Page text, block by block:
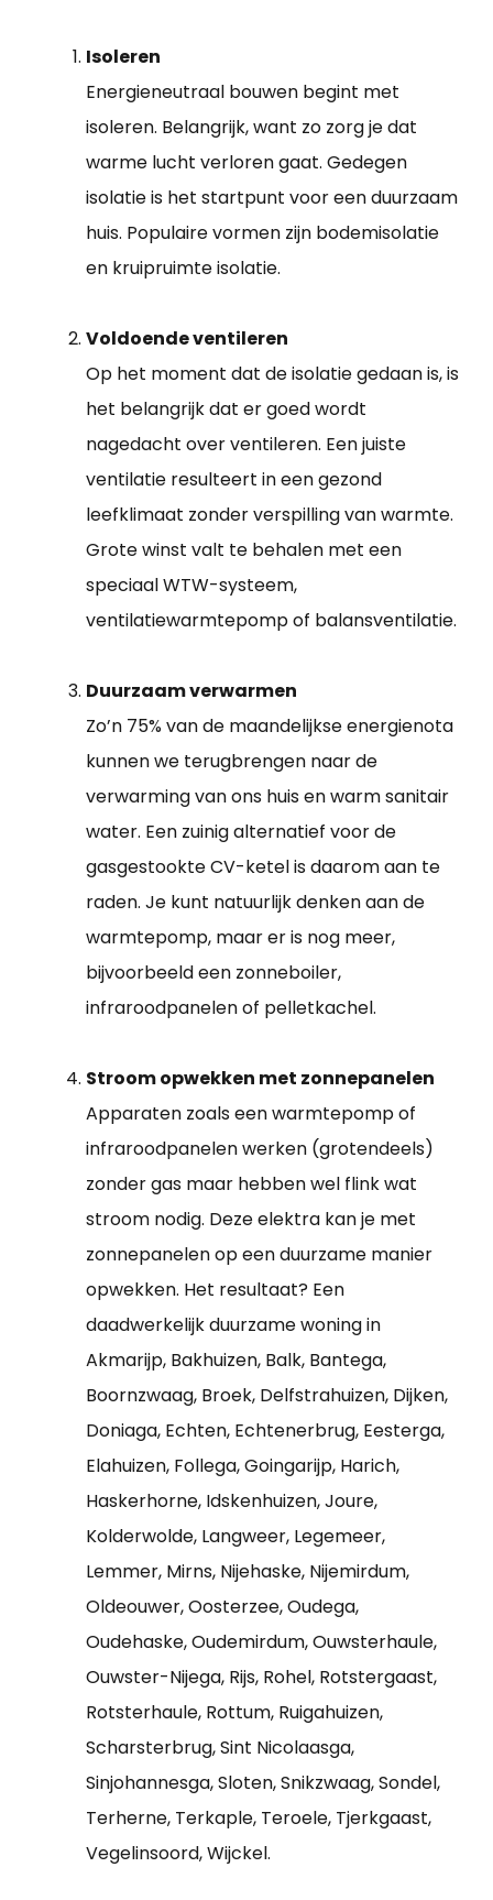
Isoleren
Energieneutraal bouwen begint met
isoleren. Belangrijk, want zo zorg je dat
warme lucht verloren gaat. Gedegen
isolatie is het startpunt voor een duurzaam
huis. Populaire vormen zijn bodemisolatie
en kruipruimte isolatie.
Voldoende ventileren
Op het moment dat de isolatie gedaan is, is
het belangrijk dat er goed wordt
nagedacht over ventileren. Een juiste
ventilatie resulteert in een gezond
leefklimaat zonder verspilling van warmte.
Grote winst valt te behalen met een
speciaal WTW-systeem,
ventilatiewarmtepomp of balansventilatie.
Duurzaam verwarmen
Zo’n 75% van de maandelijkse energienota
kunnen we terugbrengen naar de
verwarming van ons huis en warm sanitair
water. Een zuinig alternatief voor de
gasgestookte CV-ketel is daarom aan te
raden. Je kunt natuurlijk denken aan de
warmtepomp, maar er is nog meer,
bijvoorbeeld een zonneboiler,
infraroodpanelen of pelletkachel.
Stroom opwekken met zonnepanelen
Apparaten zoals een warmtepomp of
infraroodpanelen werken (grotendeels)
zonder gas maar hebben wel flink wat
stroom nodig. Deze elektra kan je met
zonnepanelen op een duurzame manier
opwekken. Het resultaat? Een
daadwerkelijk duurzame woning in
Akmarijp, Bakhuizen, Balk, Bantega,
Boornzwaag, Broek, Delfstrahuizen, Dijken,
Doniaga, Echten, Echtenerbrug, Eesterga,
Elahuizen, Follega, Goingarijp, Harich,
Haskerhorne, Idskenhuizen, Joure,
Kolderwolde, Langweer, Legemeer,
Lemmer, Mirns, Nijehaske, Nijemirdum,
Oldeouwer, Oosterzee, Oudega,
Oudehaske, Oudemirdum, Ouwsterhaule,
Ouwster-Nijega, Rijs, Rohel, Rotstergaast,
Rotsterhaule, Rottum, Ruigahuizen,
Scharsterbrug, Sint Nicolaasga,
Sinjohannesga, Sloten, Snikzwaag, Sondel,
Terherne, Terkaple, Teroele, Tjerkgaast,
Vegelinsoord, Wijckel.